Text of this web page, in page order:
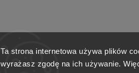
Ta strona internetowa używa plików
wyrażasz zgodę na ich używanie.